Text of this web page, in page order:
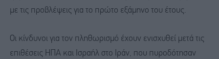
με τις προβλέψεις για το πρώτο εξάμηνο του έτους.
Οι κίνδυνοι για τον πληθωρισμό έχουν ενισχυθεί μετά τις
επιθέσεις ΗΠΑ και Ισραήλ στο Ιράν, που πυροδότησαν